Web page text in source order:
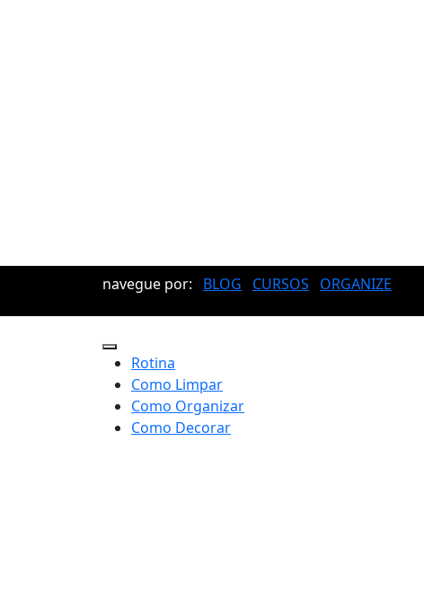
navegue por: BLOG CURSOS ORGANIZE
Rotina
Como Limpar
Como Organizar
Como Decorar